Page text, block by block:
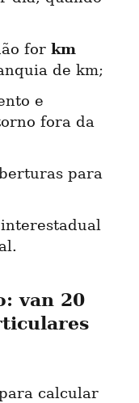
for km
de km;
e
fora da
para
interestadual
van 20
calcular